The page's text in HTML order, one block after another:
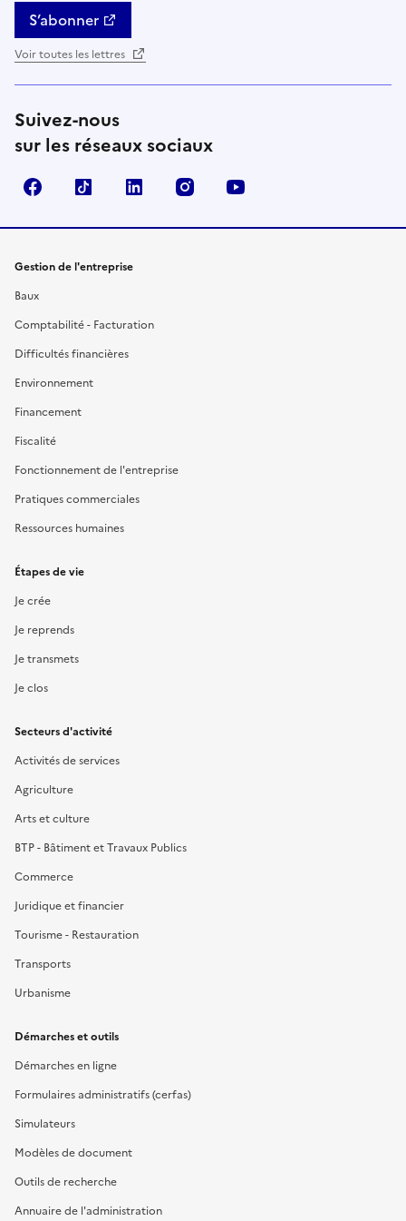
S’abonner
Voir toutes les lettres
Suivez-nous
sur les réseaux sociaux
FacebookTikTok Linkedin Instagram
Gestion de l'entreprise
Baux
Comptabilité - Facturation
Difficultés financières
Environnement
Financement
Fiscalité
Fonctionnement de l'entreprise
Pratiques commerciales
Ressources humaines
Étapes de vie
Je crée
Je reprends
Je transmets
Je clos
Secteurs d'activité
Activités de services
Agriculture
Arts et culture
BTP - Bâtiment et Travaux Publics
Commerce
Juridique et financier
Tourisme - Restauration
Transports
Urbanisme
Démarches et outils
Démarches en ligne
Formulaires administratifs (cerfas)
Simulateurs
Modèles de document
Outils de recherche
Annuaire de l'administration